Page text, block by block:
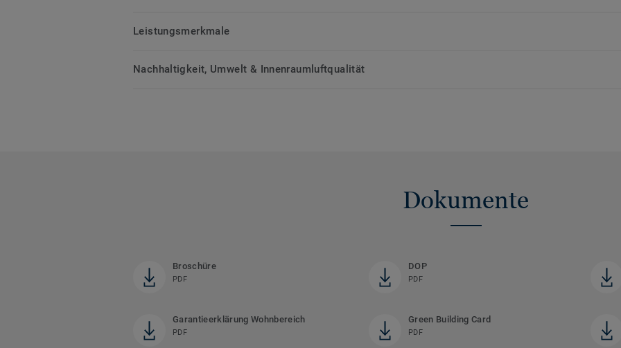
Leistungsmerkmale
Nachhaltigkeit, Umwelt & Innenraumluftqualität
Dokumente
Broschüre
PDF
DOP
PDF
Garantieerklärung Wohnbereich
PDF
Green Building Card
PDF